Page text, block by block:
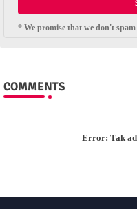
* We promise that we don't spam
COMMENTS
Error: Tak